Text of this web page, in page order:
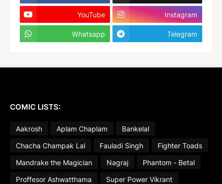
YouTube Instagram
Whatsapp Telegram
COMIC LISTS:
Aakrosh Aplam Chaplam
Bankelal
Chacha Champak Lal
Fauladi Singh
Fighter Toads
Mandrake the Magician
Nagraj
Phantom - Betal
Proffesor Ashwatthama
Super Power Vikrant